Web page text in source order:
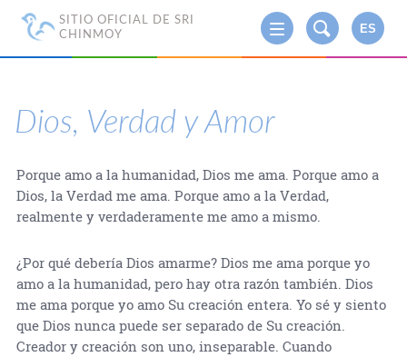
SITIO OFICIAL DE SRI
CHINMOY
ES
Dios, Verdad y Amor
Porque amo a la humanidad, Dios me ama. Porque amo a
Dios, la Verdad me ama. Porque amo a la Verdad,
realmente y verdaderamente me amo a mismo.
¿Por qué debería Dios amarme? Dios me ama porque yo
amo a la humanidad, pero hay otra razón también. Dios
me ama porque yo amo Su creación entera. Yo sé y siento
que Dios nunca puede ser separado de Su creación.
Creador y creación son uno, inseparable. Cuando